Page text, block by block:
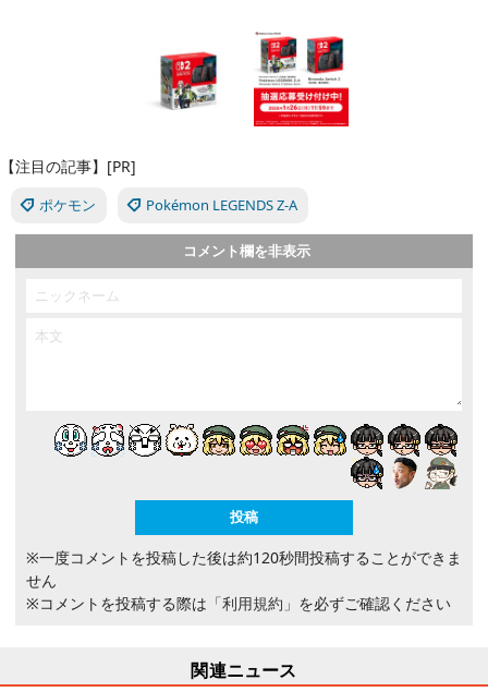
【注目の記事】[PR]
ポケモン Pokémon LEGENDS Z-A
コメント欄を非表示
※一度コメントを投稿した後は約120秒間投稿することができま
せん
※コメントを投稿する際は 「利用規約」 を必ずご確認ください
関連ニュース